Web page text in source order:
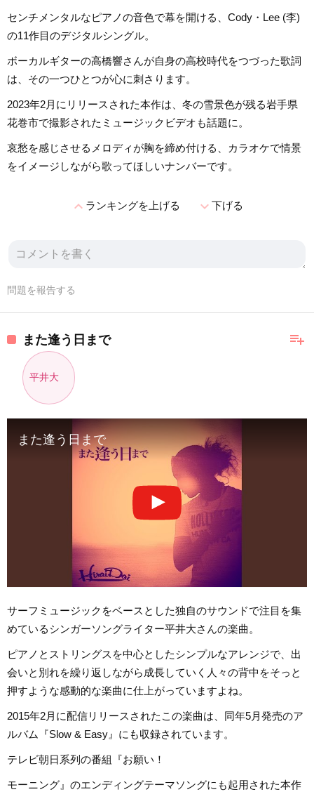
センチメンタルなピアノの音色で幕を開ける、Cody・Lee (李)
の11作目のデジタルシングル。
ボーカルギターの高橋響さんが自身の高校時代をつづった歌詞
は、その一つひとつが心に刺さります。
2023年2月にリリースされた本作は、冬の雪景色が残る岩手県
花巻市で撮影されたミュージックビデオも話題に。
哀愁を感じさせるメロディが胸を締め付ける、カラオケで情景
をイメージしながら歌ってほしいナンバーです。
expand_lessランキングを上げる expand_more下げる
問題を報告する
playlist_add
また逢う日まで
平井大
また逢う日まで
サーフミュージックをベースとした独自のサウンドで注目を集
めているシンガーソングライター平井大さんの楽曲。
ピアノとストリングスを中心としたシンプルなアレンジで、出
会いと別れを繰り返しながら成長していく人々の背中をそっと
押すような感動的な楽曲に仕上がっていますよね。
2015年2月に配信リリースされたこの楽曲は、同年5月発売のア
ルバム『Slow & Easy』にも収録されています。
テレビ朝日系列の番組『お願い！
モーニング』のエンディングテーマソングにも起用された本作